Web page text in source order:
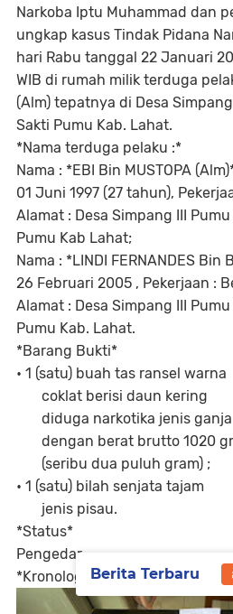
Narkoba Iptu Muhammad dan
ungkap kasus Tindak Pidana
hari Rabu tanggal 22 Januari
WIB di rumah milik terduga
(Alm) tepatnya di Desa
Sakti Pumu Kab. Lahat.
*Nama terduga pelaku :*
Nama : *EBI Bin MUSTOPA
01 Juni 1997 (27 tahun),
Alamat : Desa Simpang III
Pumu Kab Lahat;
Nama : *LINDI FERNANDES Bin
26 Februari 2005 , Pekerjaan :
Alamat : Desa Simpang III
Pumu Kab. Lahat.
*Barang Bukti*
• 1 (satu) buah tas ransel warna
coklat berisi daun kering
diduga narkotika jenis ganja
dengan berat brutto 1020 gr
(seribu dua puluh gram) ;
• 1 (satu) bilah senjata tajam
jenis pisau.
*Status*
Pengedar
*Kronologis singkat*
Berita Terbaru